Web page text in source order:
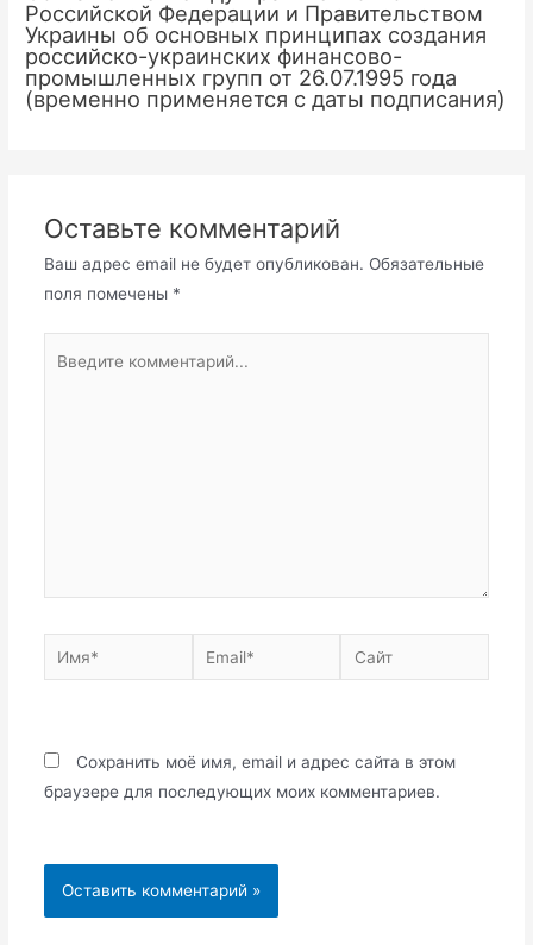
Российской Федерации и Правительством
Украины об основных принципах создания
российско-украинских финансово-
промышленных групп от 26.07.1995 года
(временно применяется с даты подписания)
Оставьте комментарий
Ваш адрес email не будет опубликован. Обязательные
поля помечены *
комментарий...
Имя* Email* Сайт
Сохранить моё имя, email и адрес сайта в этом
браузере для последующих моих комментариев.